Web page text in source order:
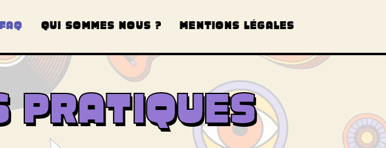
FAQ QUI SOMMES NOUS ? MENTIONS LÉGALES
PRATIQUES